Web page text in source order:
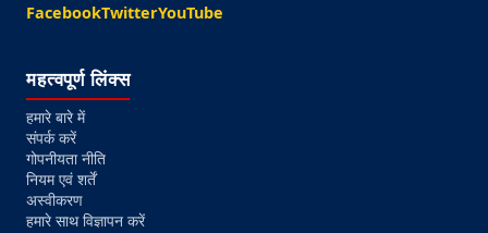
FacebookTwitterYouTube
महत्वपूर्ण लिंक्स
हमारे बारे में
संपर्क करें
गोपनीयता नीति
नियम एवं शर्तें
अस्वीकरण
हमारे साथ विज्ञापन करें